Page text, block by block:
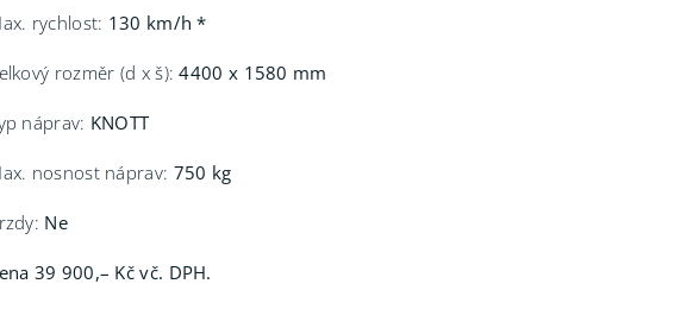
rychlost: 130 km/h *
rozměr (d x š):4400 x 1580 mm
náprav: KNOTT
nosnost náprav: 750 kg
Ne
39 900,– Kč vč. DPH.